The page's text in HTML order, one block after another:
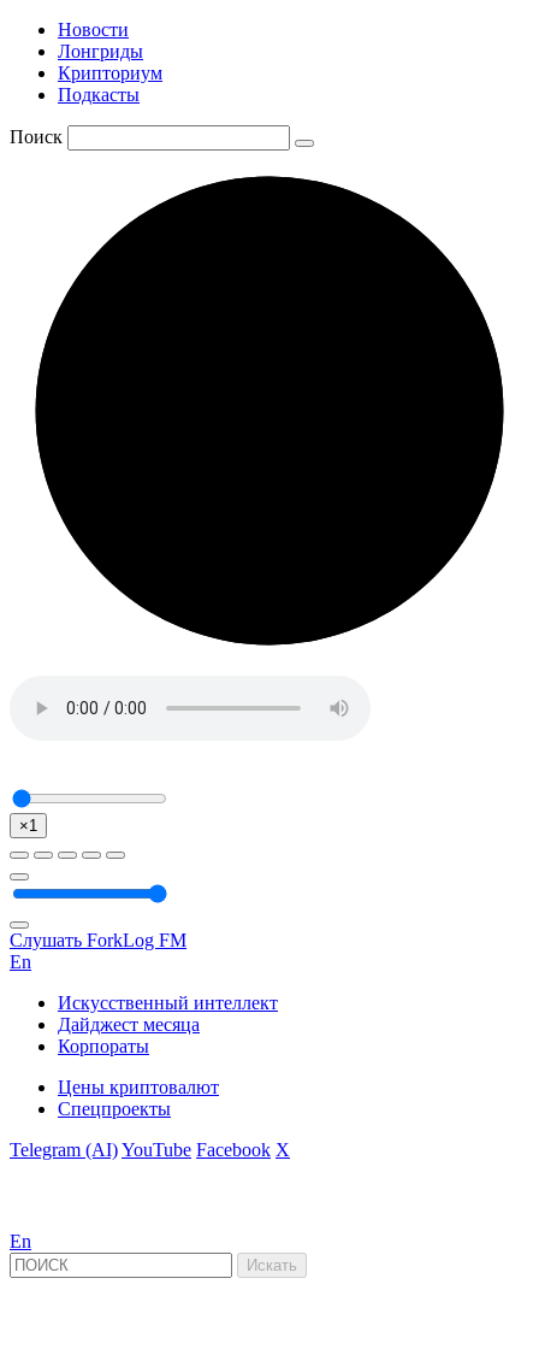
Новости
Лонгриды
Крипториум
Подкасты
Поиск
×1
Слушать ForkLog FM
En
Искусственный интеллект
Дайджест месяца
Корпораты
Цены криптовалют
Спецпроекты
Telegram (AI)YouTube Facebook X
En